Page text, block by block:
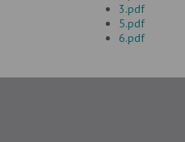
3.pdf
5.pdf
6.pdf